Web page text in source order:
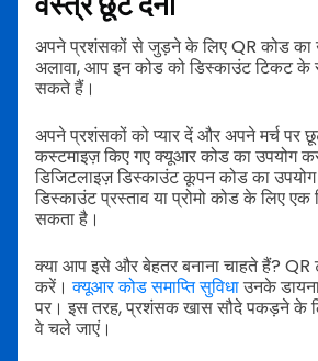
अपने प्रशंसकों से जुड़ने के लिए QR कोड का
अलावा, आप इन कोड को डिस्काउंट टिकट के
सकते हैं।
अपने प्रशंसकों को प्यार दें और अपने मर्च पर
कस्टमाइज़ किए गए क्यूआर कोड का उपयोग
डिजिटलाइज़ डिस्काउंट कूपन कोड का
डिस्काउंट प्रस्ताव या प्रोमो कोड के लिए एक
सकता है।
क्या आप इसे और बेहतर बनाना चाहते हैं? QR
करें।क्यूआर कोड समाप्ति सुविधाउनके
पर। इस तरह, प्रशंसक खास सौदे पकड़ने के
वे चले जाएं।